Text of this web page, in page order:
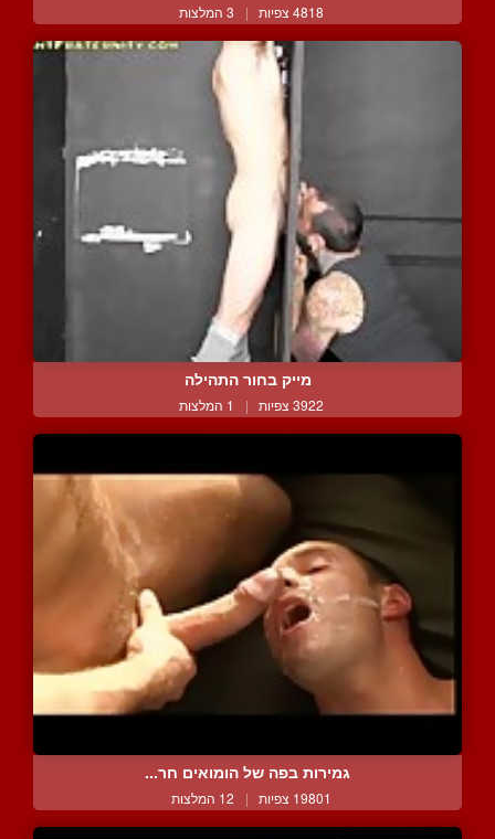
4818 צפיות | 3 המלצות
מייק בחור התהילה
3922 צפיות | 1 המלצות
גמירות בפה של הומואים חר...
19801 צפיות | 12 המלצות